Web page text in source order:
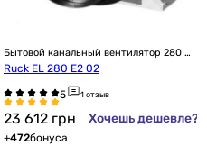
Бытовой канальный вентилятор 280
мм
Ruck EL 280 E2 02
1 отзыв
23 612 грн Хочешь дешевле?
+472бонуса